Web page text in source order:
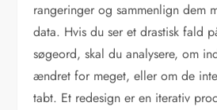
rangeringer og sammenlign dem
data. Hvis du ser et drastisk fald
søgeord, skal du analysere, om
ændret for meget, eller om de
tabt. Et redesign er en iterativ